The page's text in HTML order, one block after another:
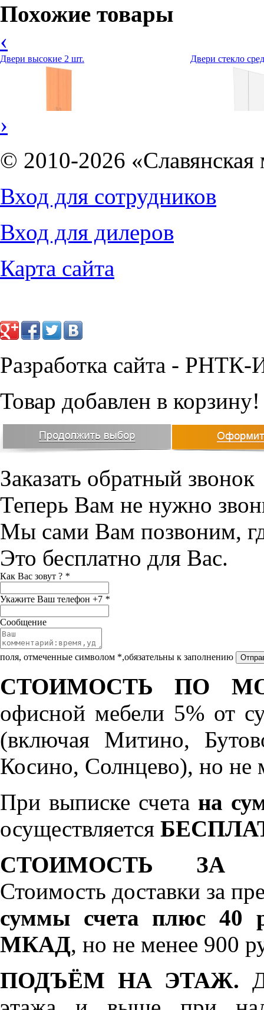
Похожие товары
‹
Двери высокие 2 шт. Двери стекло
›
© 2010-2026 «Славянская
Вход для сотрудников
Вход для дилеров
Карта сайта
Разработка сайта - РНТК-
Товар добавлен в корзину!
Заказать обратный звонок
Теперь Вам не нужно
Мы сами Вам позвоним,
Это бесплатно для Вас.
Как Вас зовут ? *
Укажите Ваш телефон +7 *
Сообщение
поля, отмеченные символом *,обязательны к заполнению
СТОИМОСТЬ ПО
офисной мебели 5% от
(включая Митино,
Косино, Солнцево), но не
При выписке счета на
осуществляется
СТОИМОСТЬ ЗА
Стоимость доставки за
суммы счета плюс 40
МКАД, но не менее 900
ПОДЪЁМ НА ЭТАЖ.